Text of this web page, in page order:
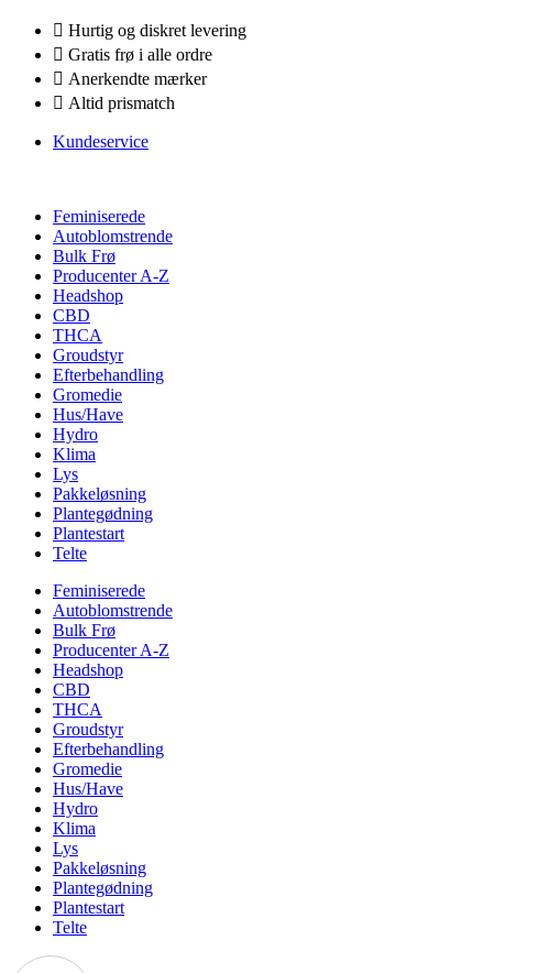
Hurtig og diskret levering
Gratis frø i alle ordre
Anerkendte mærker
Altid prismatch
Kundeservice
Feminiserede
Autoblomstrende
Bulk Frø
Producenter A-Z
Headshop
CBD
THCA
Groudstyr
Efterbehandling
Gromedie
Hus/Have
Hydro
Klima
Lys
Pakkeløsning
Plantegødning
Plantestart
Telte
Feminiserede
Autoblomstrende
Bulk Frø
Producenter A-Z
Headshop
CBD
THCA
Groudstyr
Efterbehandling
Gromedie
Hus/Have
Hydro
Klima
Lys
Pakkeløsning
Plantegødning
Plantestart
Telte